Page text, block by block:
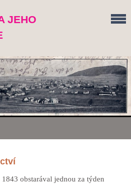
JEHO
obstarával jednou za týden